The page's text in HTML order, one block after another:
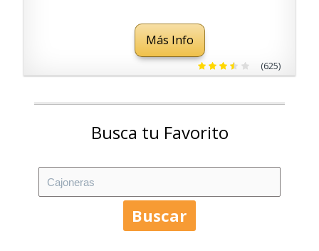
Aglomerado Recubierto de
melamina (Blanco)
Más Info
(625)
Busca tu Favorito
Buscar